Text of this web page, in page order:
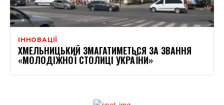
ІННОВАЦІЇ
ХМЕЛЬНИЦЬКИЙ ЗМАГАТИМЕТЬСЯ ЗА ЗВАННЯ
«МОЛОДІЖНОЇ СТОЛИЦІ УКРАЇНИ»